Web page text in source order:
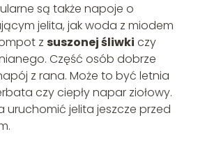
są także napoje o
jelita, jak woda z miodem
z suszonej śliwki czy
Część osób dobrze
z rana. Może to być letnia
czy ciepły napar ziołowy.
uruchomić jelita jeszcze przed